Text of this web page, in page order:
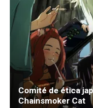
Comité de ética
Chainsmoker Cat